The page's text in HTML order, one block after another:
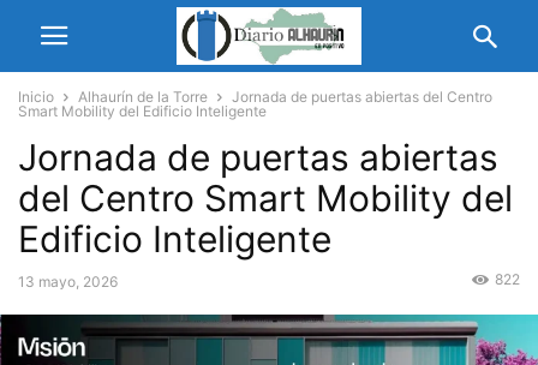
Inicio Alhaurín de la Torre
Jornada de puertas abiertas del Centro
Smart Mobility del Edificio Inteligente
Jornada de puertas abiertas
del Centro Smart Mobility del
Edificio Inteligente
13 mayo, 2026 822